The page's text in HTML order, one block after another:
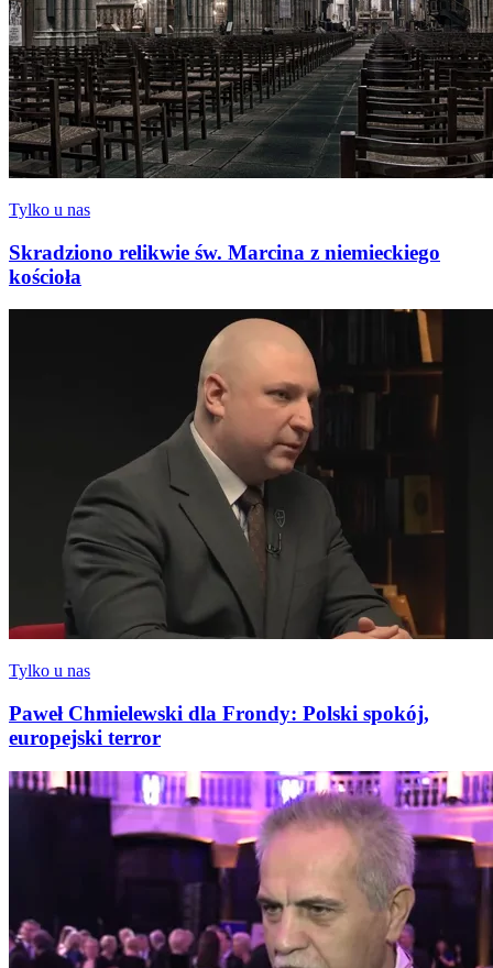
Tylko u nas
Skradziono relikwie św. Marcina z niemieckiego
kościoła
Tylko u nas
Paweł Chmielewski dla Frondy: Polski spokój,
europejski terror